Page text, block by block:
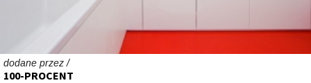
dodane przez /
100-PROCENT